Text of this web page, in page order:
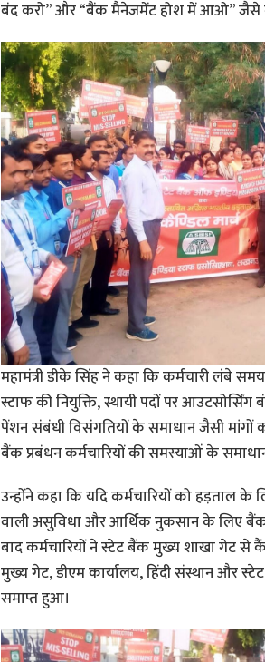
बंद करो” और “बैंक मैनेजमेंट होश में आओ” जैसे
महामंत्री डीके सिंह ने कहा कि कर्मचारी लंबे
स्टाफ की नियुक्ति, स्थायी पदों पर
पेंशन संबंधी विसंगतियों के समाधान जैसी मांगों
बैंक प्रबंधन कर्मचारियों की समस्याओं के
उन्होंने कहा कि यदि कर्मचारियों को हड़ताल
वाली असुविधा और आर्थिक नुकसान के लिए बैंक
बाद कर्मचारियों ने स्टेट बैंक मुख्य शाखा गेट से
मुख्य गेट, डीएम कार्यालय, हिंदी संस्थान और
समाप्त हुआ।